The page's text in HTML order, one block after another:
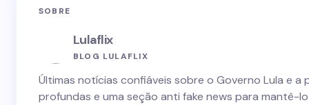
SOBRE
Lulaflix
BLOG LULAFLIX
Últimas notícias confiáveis sobre o Governo Lula e
profundas e uma seção anti fake news para mantê-